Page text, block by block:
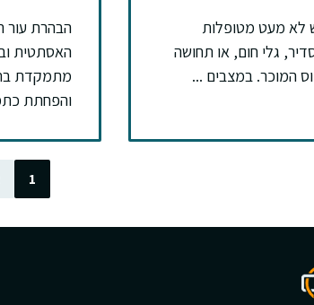
לא מעט מטופלות
גלי חום, או תחושה
המוכר. במצבים ...
הבהרת עור
האסתטית
מתמקדת
והפחתת
1